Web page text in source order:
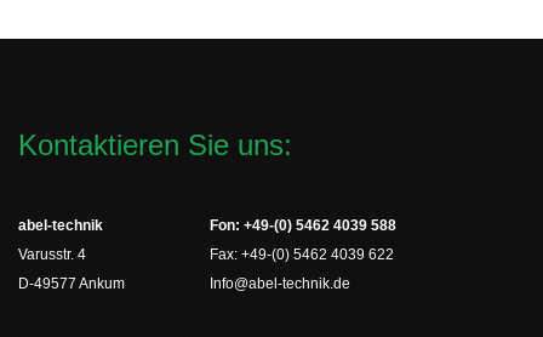
Kontaktieren Sie uns:
abel-technik
Varusstr. 4
D-49577 Ankum
Fon: +49-(0) 5462 4039 588
Fax: +49-(0) 5462 4039 622
Info@abel-technik.de